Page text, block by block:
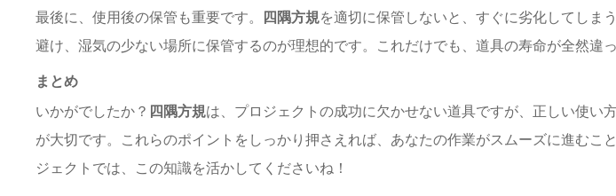
最後に、使用後の保管も重要です。 四隅方規を適切に保管しないと、すぐに劣化してしま
避け、湿気の少ない場所に保管するのが理想的です。これだけでも、道具の寿命が全然違
まとめ
いかがでしたか？ 四隅方規は、プロジェクトの成功に欠かせない道具ですが、正しい使い
が大切です。これらのポイントをしっかり押さえれば、あなたの作業がスムーズに進むこ
ジェクトでは、この知識を活かしてくださいね！